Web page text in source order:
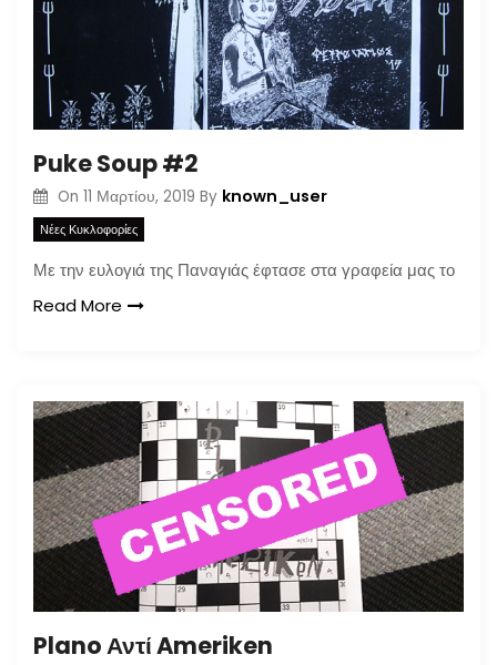
Puke Soup #2
On 11 Μαρτίου, 2019 By known_user
Νέες Κυκλοφορίες
Με την ευλογιά της Παναγιάς έφτασε στα γραφεία μας το
Read More
Plano Αντί Ameriken